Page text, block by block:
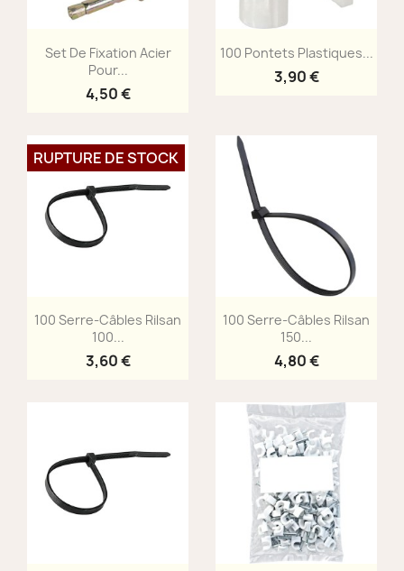
Aperçu rapide
Set De Fixation Acier
Pour...
4,50 €
Aperçu rapide
100 Pontets Plastiques...
3,90 €
Aperçu rapide
100 Serre-Câbles Rilsan
100...
3,60 €
RUPTURE DE STOCK
Aperçu rapide
100 Serre-Câbles Rilsan
150...
4,80 €